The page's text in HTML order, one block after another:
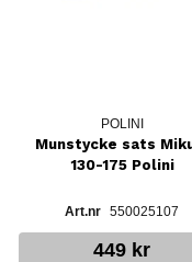
POLINI
Munstycke sats
130-175 Polini
550025107
449 kr